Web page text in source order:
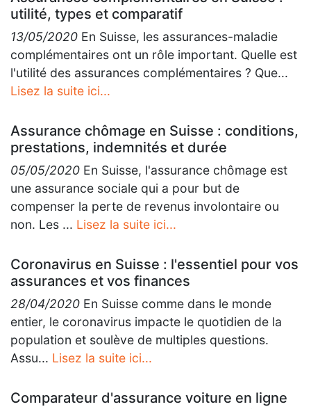
utilité, types et comparatif
13/05/2020 En Suisse, les assurances-maladie
complémentaires ont un rôle important. Quelle est
l'utilité des assurances complémentaires ? Que...
Lisez la suite ici...
Assurance chômage en Suisse : conditions,
prestations, indemnités et durée
05/05/2020 En Suisse, l'assurance chômage est
une assurance sociale qui a pour but de
compenser la perte de revenus involontaire ou
non. Les ... Lisez la suite ici...
Coronavirus en Suisse : l'essentiel pour vos
assurances et vos finances
28/04/2020 En Suisse comme dans le monde
entier, le coronavirus impacte le quotidien de la
population et soulève de multiples questions.
Assu... Lisez la suite ici...
Comparateur d'assurance voiture en ligne